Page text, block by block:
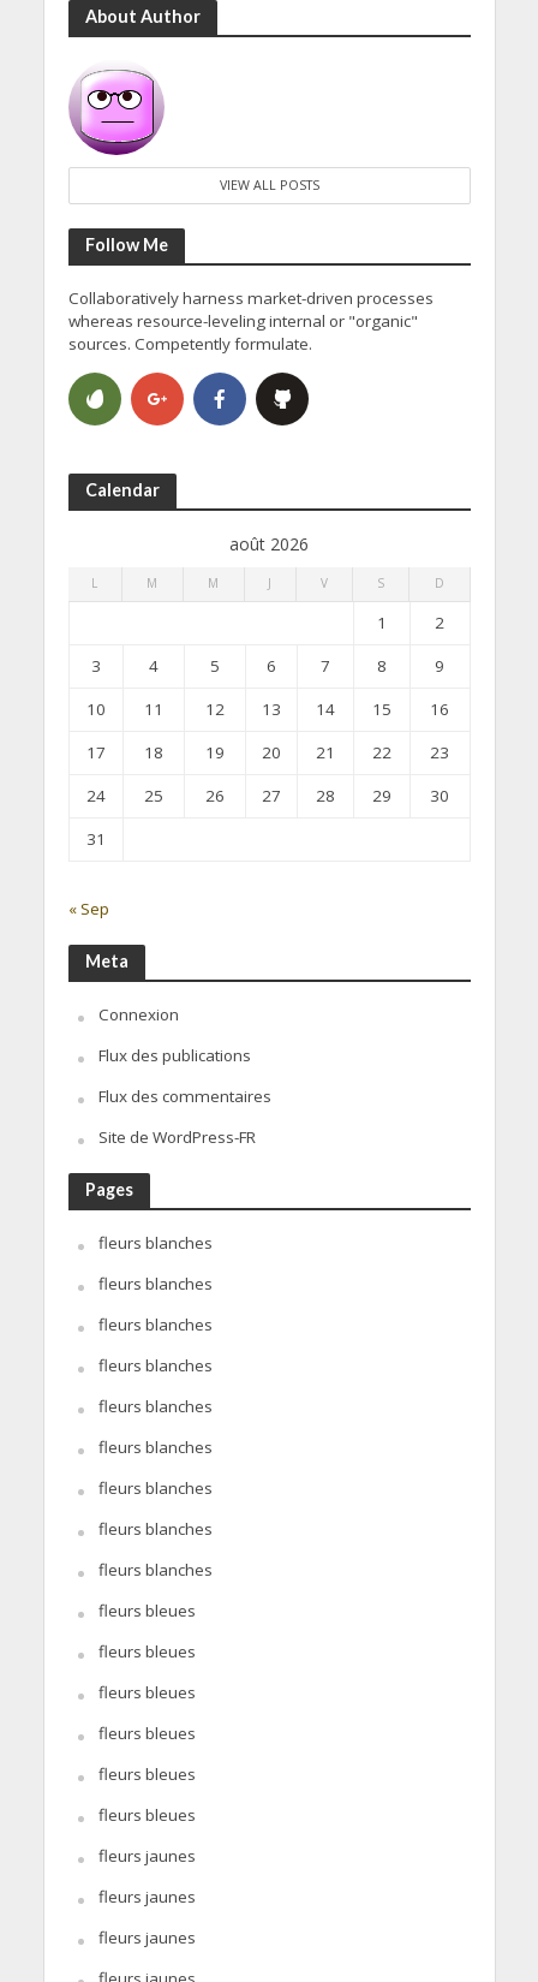
About Author
VIEW ALL POSTS
Follow Me
Collaboratively harness market-driven processes
whereas resource-leveling internal or "organic"
sources. Competently formulate.
Calendar
août 2026
L M M J V S D
1
2
3
4 5 6 7 8
9
10
11 12 13 14 15
16
17
18 19 20 21 22
23
24
25 26 27 28 29
30
31
« Sep
Meta
Connexion
Flux des publications
Flux des commentaires
Site de WordPress-FR
Pages
fleurs blanches
fleurs blanches
fleurs blanches
fleurs blanches
fleurs blanches
fleurs blanches
fleurs blanches
fleurs blanches
fleurs blanches
fleurs bleues
fleurs bleues
fleurs bleues
fleurs bleues
fleurs bleues
fleurs bleues
fleurs jaunes
fleurs jaunes
fleurs jaunes